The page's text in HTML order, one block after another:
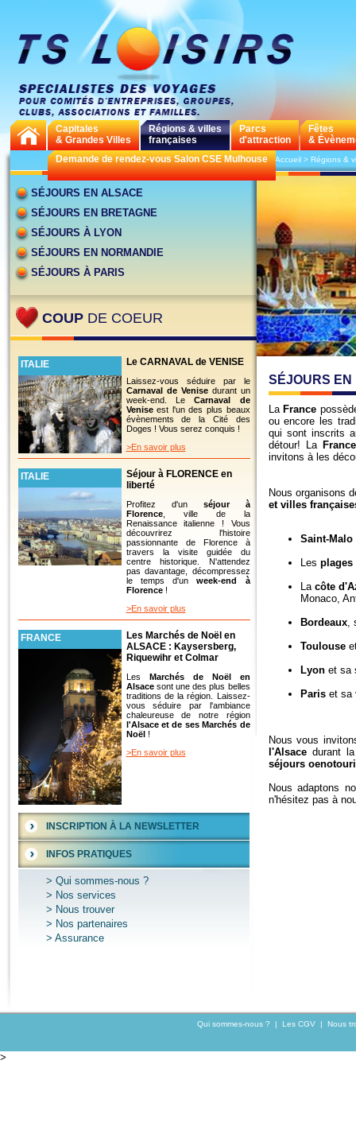
Capitales
& Grandes Villes
Régions & villes
françaises
Parcs
d'attraction
Fêtes
&
Demande de rendez-vous Salon CSE Mulhouse
SÉJOURS EN ALSACE
SÉJOURS EN BRETAGNE
SÉJOURS À LYON
SÉJOURS EN NORMANDIE
SÉJOURS À PARIS
COUP DE COEUR
ITALIE Le CARNAVAL de VENISE
Laissez-vous séduire par le
Carnaval de Venisedurant un
week-end. LeCarnaval de
Veniseest l'un des plus beaux
évènements de la Cité des
Doges ! Vous serez conquis !
>En savoir plus
ITALIE
Séjour à FLORENCE en
liberté
Profitez d'un séjour à
Florence, ville de la
Renaissance italienne ! Vous
découvrirez l'histoire
passionnante de Florence à
travers la visite guidée du
centre historique. N'attendez
pas davantage, décompressez
le temps d'unweek-end à
Florence!
>En savoir plus
FRANCE
Les Marchés de Noël en
ALSACE : Kaysersberg,
Riquewihr et Colmar
Les Marchés de Noël en
Alsacesont une des plus belles
traditions de la région. Laissez-
vous séduire par l'ambiance
chaleureuse de notre région
l'Alsace et de ses Marchés de
Noël!
>En savoir plus
INSCRIPTION À LA NEWSLETTER
INFOS PRATIQUES
Qui sommes-nous ?
Nos services
Nous trouver
Nos partenaires
Assurance
>Accueil> Régions &
SÉJOURS EN
La France
ou encore les
qui sont inscrits
détour! La France
invitons à les
Nous organisons
et villes
Saint-Malo
Les plages
La côte
Monaco,
Bordeaux,
Toulouseet
Lyonet sa
Pariset sa
Nous vous
l'Alsacedurant
séjours
Nous adaptons
n'hésitez pas à
Qui sommes-nous ? | Les CGV | Nous
>